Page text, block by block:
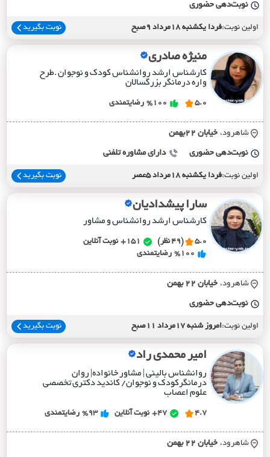
نوبت‌دهی حضوری
اولین نوبت:فردا یکشنبه 18مرداد 9صبح نوبت بگیرید
منیژه صادری
کارشناس ارشد روانشناس کودک و نوجوان .طرح
واره درمانگر بزرگسالان
5.0
%100 رضایتمندی
شاهرود، خيابان 22بهمن
نوبت‌دهی حضوری دارای مشاوره تلفنی
اولین نوبت:فردا یکشنبه 18مرداد 5عصر نوبت بگیرید
سارا پیشدادیان
کارشناس ارشد روانشناس و مشاور
5.0 (49 نظر) 151+
نوبت آنلاین
%100 رضایتمندی
شاهرود، خيابان 22 بهمن
نوبت‌دهی حضوری
اولین نوبت:امروز شنبه 17مرداد 11صبح نوبت بگیرید
امیر محمدی راد
روانشناس بالینی | مشاور خانواده| روان
درمانگرکودک و نوجوان/ کاندید دکتری تخصصی
علوم اعصاب
4.7
47+ نوبت آنلاین %93 رضایتمندی
شاهرود، خيابان 22 بهمن